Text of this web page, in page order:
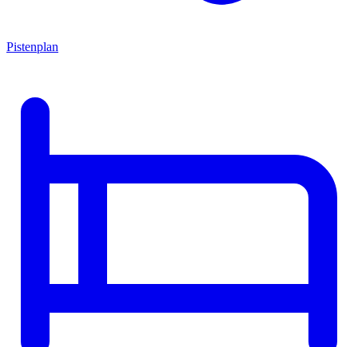
Pistenplan